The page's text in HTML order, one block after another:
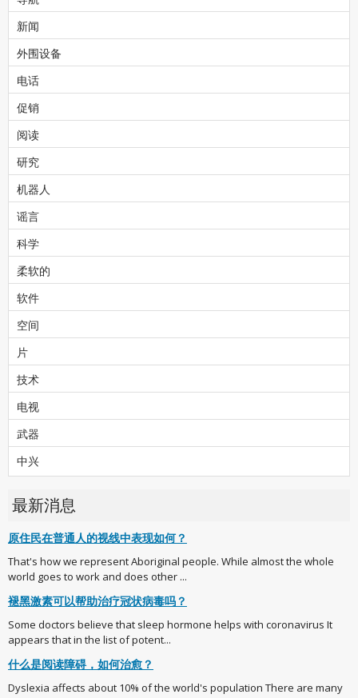
新闻
外围设备
电话
促销
阅读
研究
机器人
谣言
科学
柔软的
软件
空间
片
技术
电视
武器
中兴
最新消息
原住民在普通人的视线中表现如何？
That's how we represent Aboriginal people. While almost the whole
world goes to work and does other ...
褪黑激素可以帮助治疗冠状病毒吗？
Some doctors believe that sleep hormone helps with coronavirus It
appears that in the list of potent...
什么是阅读障碍，如何治愈？
Dyslexia affects about 10% of the world's population There are many